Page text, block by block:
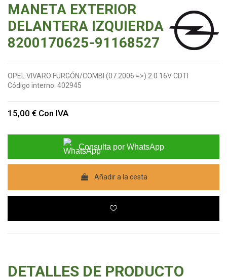
MANETA EXTERIOR
DELANTERA IZQUIERDA
8200170625-91168527
OPEL VIVARO FURGÓN/COMBI (07.2006 =>) 2.0 16V CDTI
Código interno: 402945
15,00 € Con IVA
Consulta por WhatsApp
Añadir a la cesta
DETALLES DE PRODUCTO